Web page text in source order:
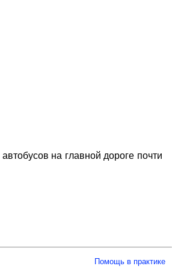
на главной дороге почти
Помощь в практике